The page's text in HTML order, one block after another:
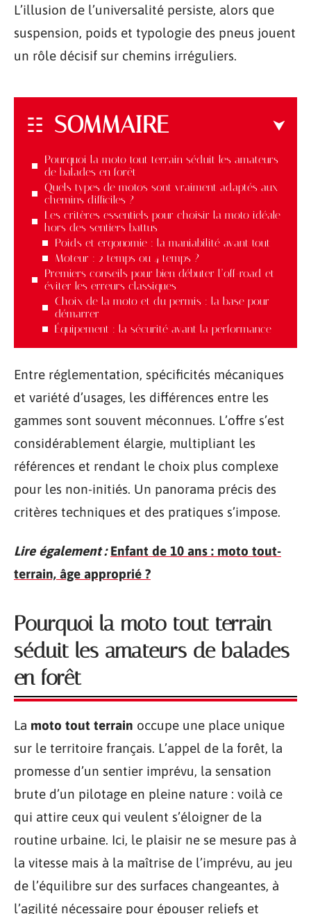
L’illusion de l’universalité persiste, alors que
suspension, poids et typologie des pneus jouent
un rôle décisif sur chemins irréguliers.
SOMMAIRE
Pourquoi la moto tout terrain séduit les amateurs
de balades en forêt
Quels types de motos sont vraiment adaptés aux
chemins difficiles ?
Les critères essentiels pour choisir la moto idéale
hors des sentiers battus
Poids et ergonomie : la maniabilité avant tout
Moteur : 2 temps ou 4 temps ?
Premiers conseils pour bien débuter l’off-road et
éviter les erreurs classiques
Choix de la moto et du permis : la base pour
démarrer
Équipement : la sécurité avant la performance
Entre réglementation, spécificités mécaniques
et variété d’usages, les différences entre les
gammes sont souvent méconnues. L’offre s’est
considérablement élargie, multipliant les
références et rendant le choix plus complexe
pour les non-initiés. Un panorama précis des
critères techniques et des pratiques s’impose.
Lire également : Enfant de 10 ans : moto tout-
terrain, âge approprié ?
Pourquoi la moto tout terrain
séduit les amateurs de balades
en forêt
La moto tout terrain occupe une place unique
sur le territoire français. L’appel de la forêt, la
promesse d’un sentier imprévu, la sensation
brute d’un pilotage en pleine nature : voilà ce
qui attire ceux qui veulent s’éloigner de la
routine urbaine. Ici, le plaisir ne se mesure pas à
la vitesse mais à la maîtrise de l’imprévu, au jeu
de l’équilibre sur des surfaces changeantes, à
l’agilité nécessaire pour épouser reliefs et